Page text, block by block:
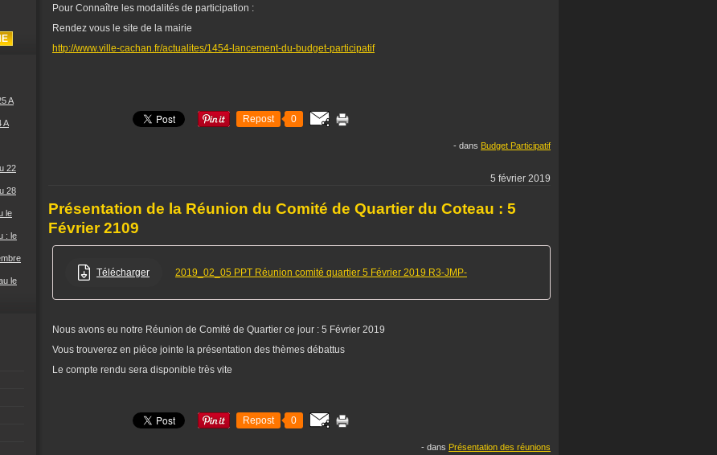
A
A
22
28
le
: le
le
Pour Connaître les modalités de participation :
Rendez vous le site de la mairie
http://www.ville-cachan.fr/actualites/1454-lancement-du-budget-participatif
Repost 0
- dans Budget Participatif
5 février 2019
Présentation de la Réunion du Comité de Quartier du Coteau : 5
Février 2109
Télécharger 2019_02_05 PPT Réunion comité quartier 5 Février 2019 R3-JMP-
Nous avons eu notre Réunion de Comité de Quartier ce jour : 5 Février 2019
Vous trouverez en pièce jointe la présentation des thèmes débattus
Le compte rendu sera disponible très vite
Repost 0
- dans Présentation des réunions